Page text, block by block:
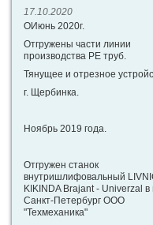
17.10.2020
ОИюнь 2020г.
Отгружены части линии
производства PE труб.
Тянущее и отрезное
г. Щербинка.
Ноябрь 2019 года.
Отгружен станок
внутришлифовальный
KIKINDA Brajant - Univerzal в
Санкт-Петербург ООО
"Техмеханика"